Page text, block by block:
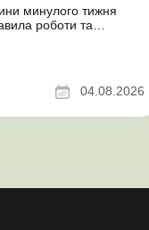
минулого тижня
роботи та
та воєнний стан Для
і ФОП запроваджено
форми З 2
зарахування
04.08.2026